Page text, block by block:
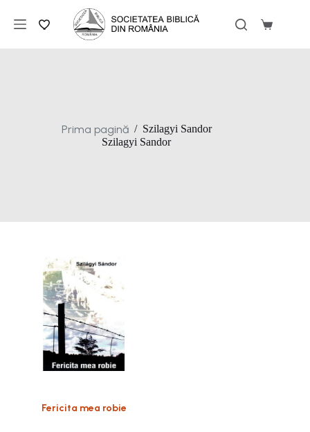
conținut
Coș
Prima pagină / Szilagyi Sandor
Szilagyi Sandor
Fericita mea robie